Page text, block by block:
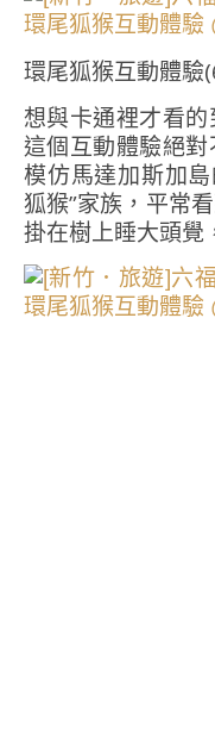
環尾狐猴互動體驗
想與卡通裡才看
這個互動體驗絕
模仿馬達加斯加
狐猴”家族，平常
掛在樹上睡大頭覺